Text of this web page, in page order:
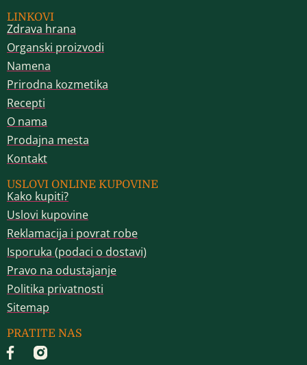
LINKOVI
Zdrava hrana
Organski proizvodi
Namena
Prirodna kozmetika
Recepti
O nama
Prodajna mesta
Kontakt
USLOVI ONLINE KUPOVINE
Kako kupiti?
Uslovi kupovine
Reklamacija i povrat robe
Isporuka (podaci o dostavi)
Pravo na odustajanje
Politika privatnosti
Sitemap
PRATITE NAS